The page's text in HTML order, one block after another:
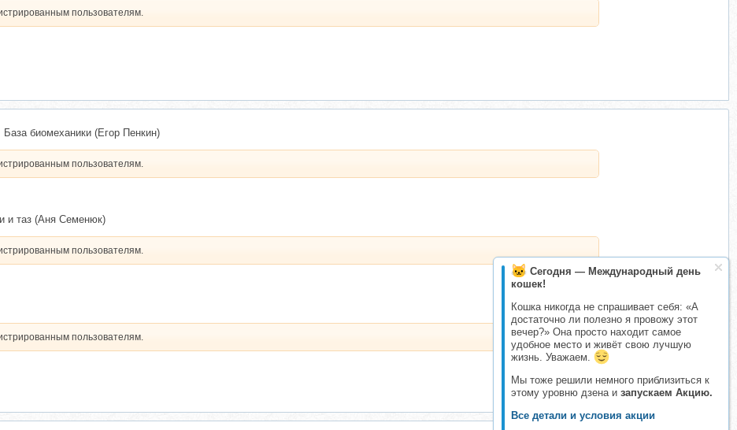
Сегодня — Международный день
кошек!
Кошка никогда не спрашивает себя: «А
достаточно ли полезно я провожу этот
вечер?» Она просто находит самое
удобное место и живёт свою лучшую
жизнь. Уважаем.
Мы тоже решили немного приблизиться к
этому уровню дзена и запускаем Акцию.
Все детали и условия акции
пользователям.
биомеханики (Егор Пенкин)
пользователям.
и таз (Аня Семенюк)
пользователям.
пользователям.